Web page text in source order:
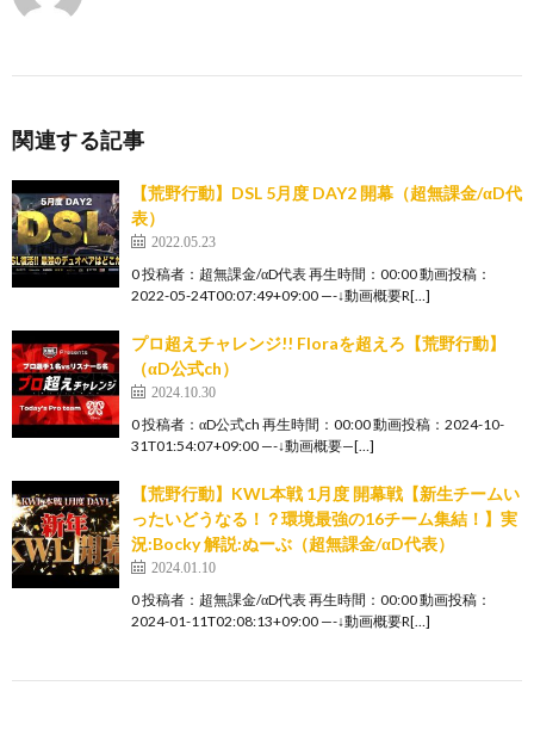
関連する記事
【荒野行動】DSL 5月度 DAY2 開幕（超無課金/αD代
表）
2022.05.23
0 投稿者：超無課金/αD代表 再生時間：00:00 動画投稿：
2022-05-24T00:07:49+09:00 —-↓動画概要R[…]
プロ超えチャレンジ!! Floraを超えろ【荒野行動】
（αD公式ch）
2024.10.30
0 投稿者：αD公式ch 再生時間：00:00 動画投稿：2024-10-
31T01:54:07+09:00 —-↓動画概要—[…]
【荒野行動】KWL本戦 1月度 開幕戦【新生チームい
ったいどうなる！？環境最強の16チーム集結！】実
況:Bocky 解説:ぬーぶ（超無課金/αD代表）
2024.01.10
0 投稿者：超無課金/αD代表 再生時間：00:00 動画投稿：
2024-01-11T02:08:13+09:00 —-↓動画概要R[…]